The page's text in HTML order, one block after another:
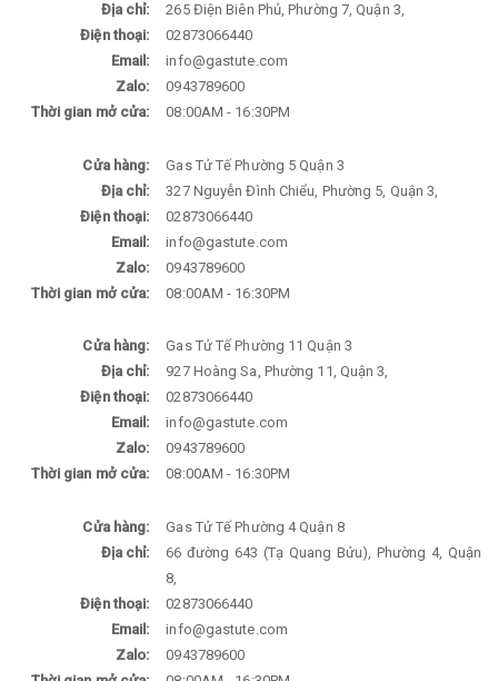
Địa chỉ:
265 Điện Biên Phủ, Phường 7, Quận 3,
Điện thoại:
02873066440
Email:
info@gastute.com
Zalo:
0943789600
Thời gian mở cửa:
08:00AM - 16:30PM
Cửa hàng:
Gas Tử Tế Phường 5 Quận 3
Địa chỉ:
327 Nguyễn Đình Chiểu, Phường 5, Quận 3,
Điện thoại:
02873066440
Email:
info@gastute.com
Zalo:
0943789600
Thời gian mở cửa:
08:00AM - 16:30PM
Cửa hàng:
Gas Tử Tế Phường 11 Quận 3
Địa chỉ:
927 Hoàng Sa, Phường 11, Quận 3,
Điện thoại:
02873066440
Email:
info@gastute.com
Zalo:
0943789600
Thời gian mở cửa:
08:00AM - 16:30PM
Cửa hàng:
Gas Tử Tế Phường 4 Quận 8
Địa chỉ:
66 đường 643 (Tạ Quang Bửu), Phường 4, Quận
8,
Điện thoại:
02873066440
Email:
info@gastute.com
Zalo:
0943789600